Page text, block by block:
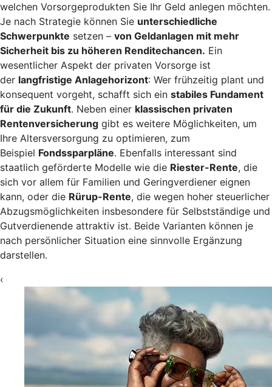
welchen Vorsorgeprodukten Sie Ihr Geld anlegen möchten.
Je nach Strategie können Sie unterschiedliche
Schwerpunkte setzen – von Geldanlagen mit mehr
Sicherheit bis zu höheren Renditechancen. Ein
wesentlicher Aspekt der privaten Vorsorge ist
der langfristige Anlagehorizont: Wer frühzeitig plant und
konsequent vorgeht, schafft sich ein stabiles Fundament
für die Zukunft. Neben einer klassischen privaten
Rentenversicherung gibt es weitere Möglichkeiten, um
Ihre Altersversorgung zu optimieren, zum
Beispiel Fondssparpläne. Ebenfalls interessant sind
staatlich geförderte Modelle wie die Riester-Rente, die
sich vor allem für Familien und Geringverdiener eignen
kann, oder die Rürup-Rente, die wegen hoher steuerlicher
Abzugsmöglichkeiten insbesondere für Selbstständige und
Gutverdienende attraktiv ist. Beide Varianten können je
nach persönlicher Situation eine sinnvolle Ergänzung
darstellen.
‹